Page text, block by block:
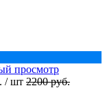
просмотр
/ шт 2200 руб.